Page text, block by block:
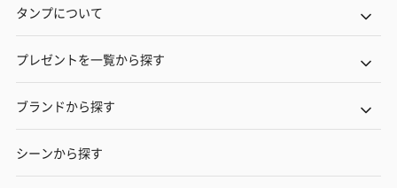
タンプについて
プレゼントを一覧から探す
ブランドから探す
シーンから探す